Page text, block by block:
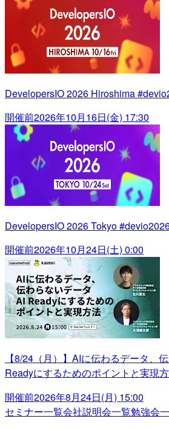
DevelopersIO 2026 Hiroshima
開催前2026年10月16日(金) 17:30
DevelopersIO 2026 Tokyo
開催前2026年10月24日(土) 0:00
【8/24（月）】AIに伝わるデータ、
Readyにするためのポイントと実現
開催前2026年8月24日(月) 15:00
セミナー一覧会社説明会一覧勉強会